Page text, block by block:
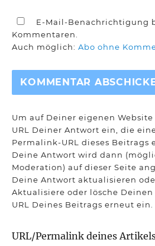
E-Mail-Benachrichtigung
Kommentaren.
Auch möglich:Abo ohne
Um auf Deiner eigenen
URL Deiner Antwort ein, die
Permalink-URL dieses Beitrags
Deine Antwort wird dann
Moderation) auf dieser Seite
Deine Antwort aktualisieren
Aktualisiere oder lösche
URL Deines Beitrags erneut ein.
URL/Permalink deines